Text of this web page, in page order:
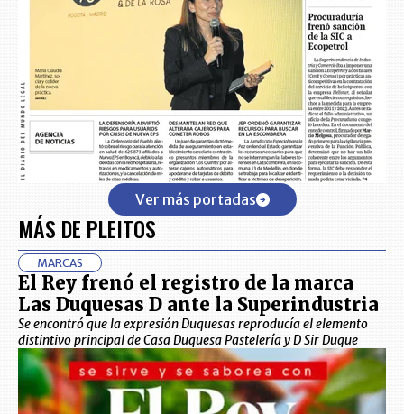
Ver más portadas
MÁS DE PLEITOS
MARCAS
El Rey frenó el registro de la marca
Las Duquesas D ante la Superindustria
Se encontró que la expresión Duquesas reproducía el elemento
distintivo principal de Casa Duquesa Pastelería y D Sir Duque